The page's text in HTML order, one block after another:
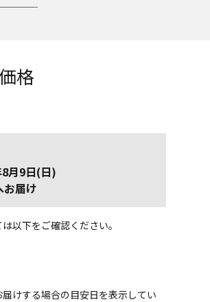
格
月9日(日)
お届け
以下をご確認ください。
けする場合の目安日を表示してい